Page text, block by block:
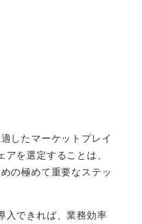
したマーケットプレイ
を選定することは、
の極めて重要なステッ
入できれば、業務効率